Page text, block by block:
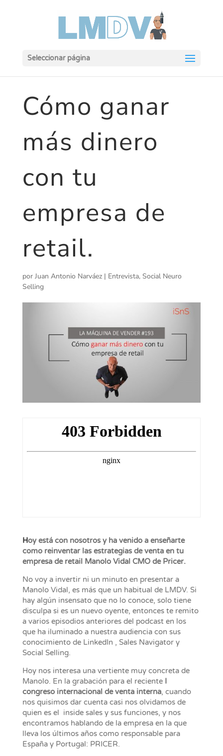
Seleccionar página
Cómo ganar
más dinero
con tu
empresa de
retail.
por Juan Antonio Narváez| Entrevista, Social Neuro
Selling
Hoy está con nosotros y ha venido a enseñarte
como reinventar las estrategias de venta en tu
empresa de retail Manolo Vidal CMO de Pricer.
No voy a invertir ni un minuto en presentar a
Manolo Vidal, es más que un habitual de LMDV. Si
hay algún insensato que no lo conoce, solo tiene
disculpa si es un nuevo oyente, entonces te remito
a varios episodios anteriores del podcast en los
que ha iluminado a nuestra audiencia con sus
conocimiento de LinkedIn , Sales Navigator y
Social Selling.
Hoy nos interesa una vertiente muy concreta de
Manolo. En la grabación para el reciente I
congreso internacional de venta interna, cuando
nos quisimos dar cuenta casi nos olvidamos de
quien es el inside sales y sus funciones, y nos
encontramos hablando de la empresa en la que
lleva los últimos años como responsable para
España y Portugal: PRICER.